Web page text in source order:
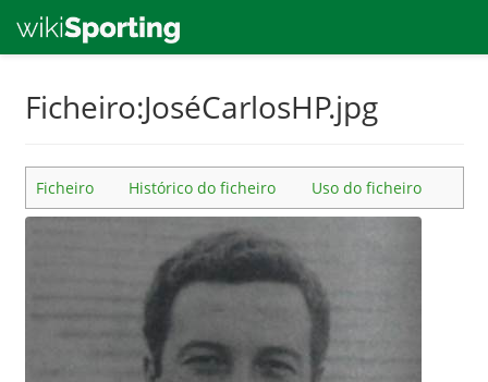
content
Ficheiro:JoséCarlosHP.jpg
Ficheiro Histórico do ficheiro Uso do ficheiro